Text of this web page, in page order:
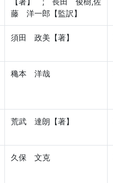
藤 洋一郎【監訳】
須田 政美【著】
穐本 洋哉
荒武 達朗【著】
久保 文克